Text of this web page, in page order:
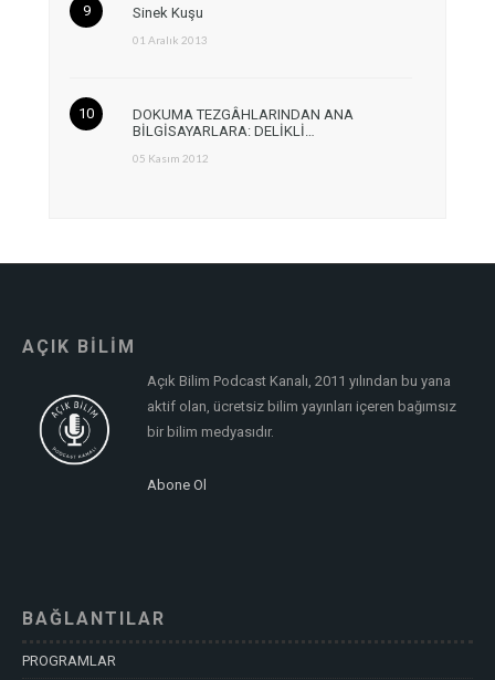
Sinek Kuşu
01 Aralık 2013
DOKUMA TEZGÂHLARINDAN ANA
BİLGİSAYARLARA: DELİKLİ…
05 Kasım 2012
AÇIK BİLİM
Açık Bilim Podcast Kanalı, 2011 yılından bu yana
aktif olan, ücretsiz bilim yayınları içeren bağımsız
bir bilim medyasıdır.
Abone Ol
BAĞLANTILAR
PROGRAMLAR